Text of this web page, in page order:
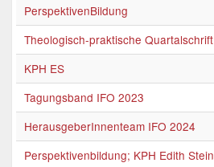
PerspektivenBildung
Theologisch-praktische Quartalschrift
KPH ES
Tagungsband IFO 2023
HerausgeberInnenteam IFO 2024
Perspektivenbildung; KPH Edith Stein